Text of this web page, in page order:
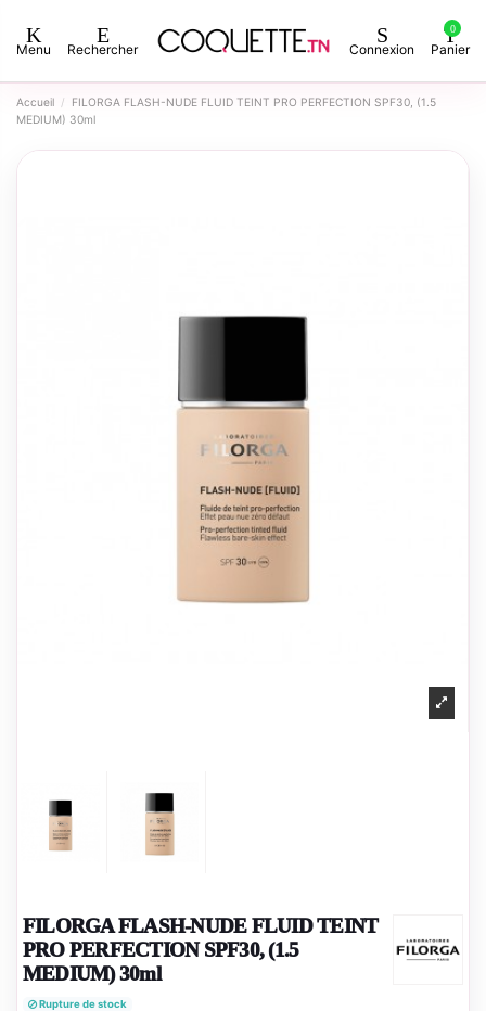
Menu Rechercher Connexion
0
Panier
Accueil
FILORGA FLASH-NUDE FLUID TEINT PRO PERFECTION SPF30, (1.5
MEDIUM) 30ml
FILORGA FLASH-NUDE FLUID TEINT
PRO PERFECTION SPF30, (1.5
MEDIUM) 30ml
Rupture de stock